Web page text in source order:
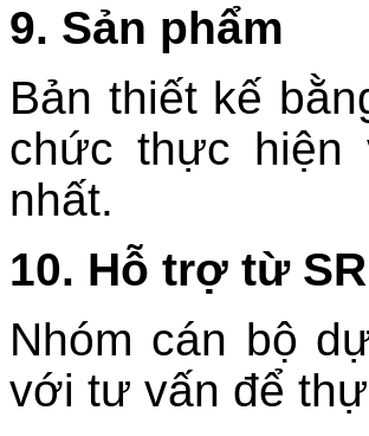
9. Sản phẩm
Bản thiết kế
chức thực hiện
nhất.
10. Hỗ trợ từ
Nhóm cán bộ
với tư vấn để